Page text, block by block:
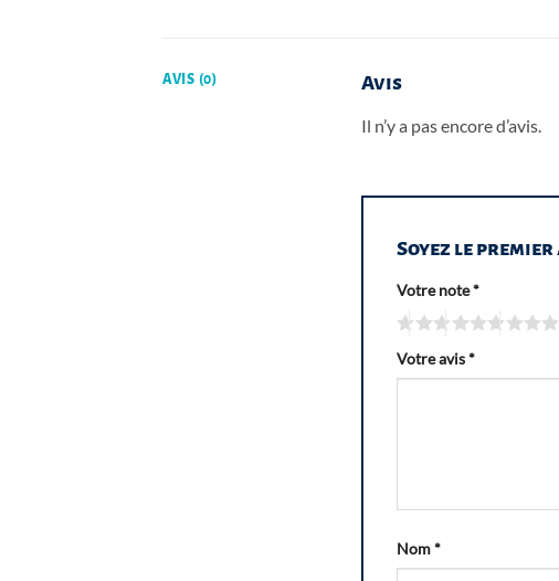
AVIS (0) Avis
Il n’y a pas encore d’avis.
Soyez le
Votre note*
Votre avis*
Nom*